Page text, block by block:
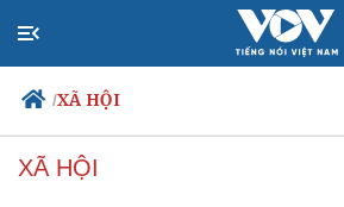
/XÃ HỘI
XÃ HỘI